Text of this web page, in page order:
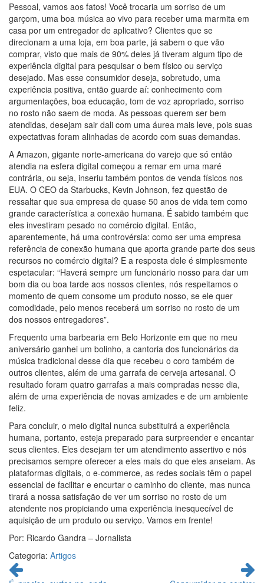
Pessoal, vamos aos fatos! Você trocaria um sorriso de um
garçom, uma boa música ao vivo para receber uma marmita em
casa por um entregador de aplicativo? Clientes que se
direcionam a uma loja, em boa parte, já sabem o que vão
comprar, visto que mais de 90% deles já tiveram algum tipo de
experiência digital para pesquisar o bem físico ou serviço
desejado. Mas esse consumidor deseja, sobretudo, uma
experiência positiva, então guarde aí: conhecimento com
argumentações, boa educação, tom de voz apropriado, sorriso
no rosto não saem de moda. As pessoas querem ser bem
atendidas, desejam sair dali com uma áurea mais leve, pois suas
expectativas foram alinhadas de acordo com suas demandas.
A Amazon, gigante norte-americana do varejo que só então
atendia na esfera digital começou a remar em uma maré
contrária, ou seja, inseriu também pontos de venda físicos nos
EUA. O CEO da Starbucks, Kevin Johnson, fez questão de
ressaltar que sua empresa de quase 50 anos de vida tem como
grande característica a conexão humana. É sabido também que
eles investiram pesado no comércio digital. Então,
aparentemente, há uma controvérsia: como ser uma empresa
referência de conexão humana que aporta grande parte dos seus
recursos no comércio digital? E a resposta dele é simplesmente
espetacular: “Haverá sempre um funcionário nosso para dar um
bom dia ou boa tarde aos nossos clientes, nós respeitamos o
momento de quem consome um produto nosso, se ele quer
comodidade, pelo menos receberá um sorriso no rosto de um
dos nossos entregadores”.
Frequento uma barbearia em Belo Horizonte em que no meu
aniversário ganhei um bolinho, a cantoria dos funcionários da
música tradicional desse dia que recebeu o coro também de
outros clientes, além de uma garrafa de cerveja artesanal. O
resultado foram quatro garrafas a mais compradas nesse dia,
além de uma experiência de novas amizades e de um ambiente
feliz.
Para concluir, o meio digital nunca substituirá a experiência
humana, portanto, esteja preparado para surpreender e encantar
seus clientes. Eles desejam ter um atendimento assertivo e nós
precisamos sempre oferecer a eles mais do que eles anseiam. As
plataformas digitais, o e-commerce, as redes sociais têm o papel
essencial de facilitar e encurtar o caminho do cliente, mas nunca
tirará a nossa satisfação de ver um sorriso no rosto de um
atendente nos propiciando uma experiência inesquecível de
aquisição de um produto ou serviço. Vamos em frente!
Por: Ricardo Gandra – Jornalista
Categoria: Artigos
Continue
lendo